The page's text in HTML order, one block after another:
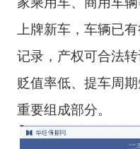
上牌新车，车辆已
记录，产权可合法
贬值率低、提车周
重要组成部分。